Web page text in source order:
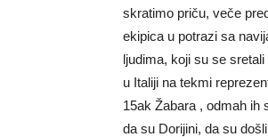
skratimo priču, veče
ekipica u potrazi sa
ljudima, koji su se
u Italiji na tekmi
15ak Žabara , odmah ih
da su Dorijini, da su